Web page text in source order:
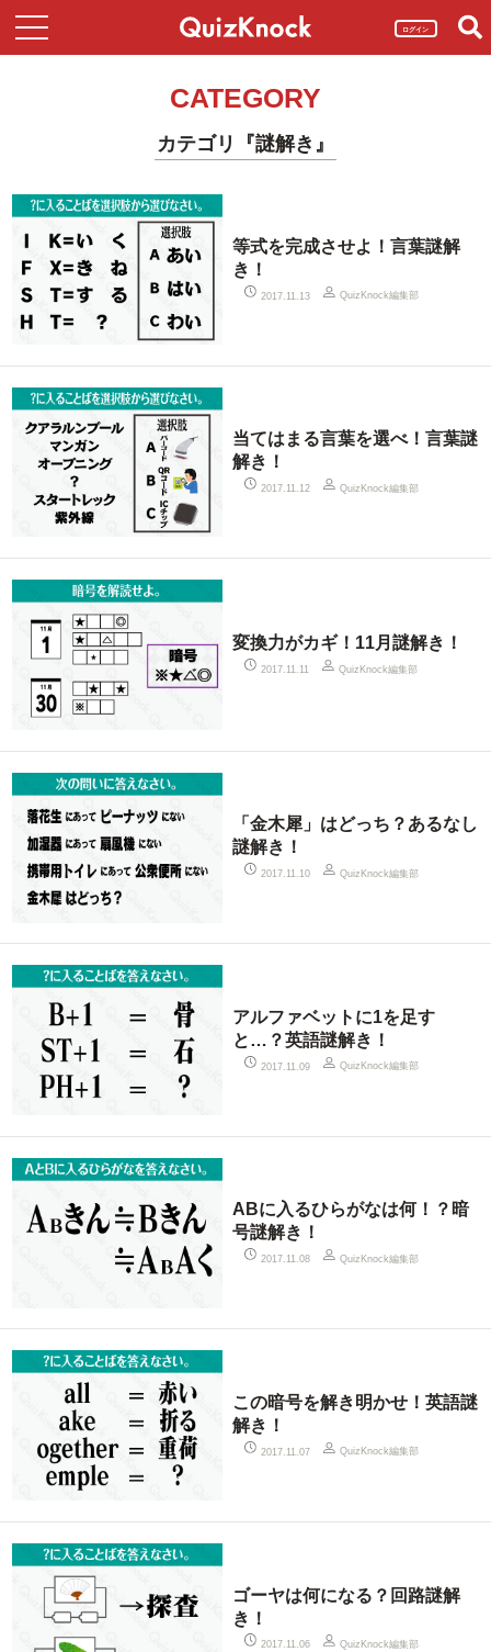
ログイン
CATEGORY
カテゴリ『謎解き』
等式を完成させよ！言葉謎解
き！
2017.11.13 QuizKnock編集部
当てはまる言葉を選べ！言葉謎
解き！
2017.11.12 QuizKnock編集部
変換力がカギ！11月謎解き！
2017.11.11 QuizKnock編集部
「金木犀」はどっち？あるなし
謎解き！
2017.11.10 QuizKnock編集部
アルファベットに1を足す
と…？英語謎解き！
2017.11.09 QuizKnock編集部
ABに入るひらがなは何！？暗
号謎解き！
2017.11.08 QuizKnock編集部
この暗号を解き明かせ！英語謎
解き！
2017.11.07 QuizKnock編集部
ゴーヤは何になる？回路謎解
き！
2017.11.06 QuizKnock編集部